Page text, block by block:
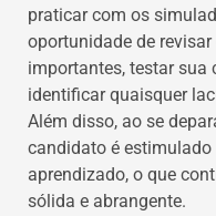
praticar com os
oportunidade de
importantes, testar sua
identificar quaisquer
Além disso, ao se
candidato é
aprendizado, o que
sólida e abrangente.